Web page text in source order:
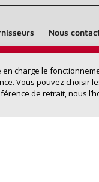
un dépositaire
vous
Nous
charge le
Vous pouvez choisir
de retrait, nous